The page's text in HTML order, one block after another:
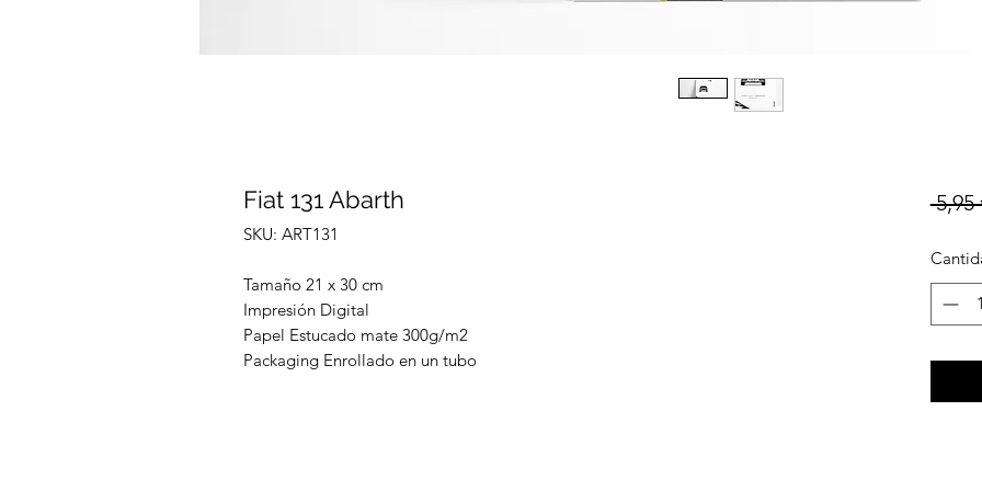
Fiat 131 Abarth
SKU: ART131
Tamaño 21 x 30 cm
Impresión Digital
Papel Estucado mate 300g/m2
Packaging Enrollado en un tubo
5,95